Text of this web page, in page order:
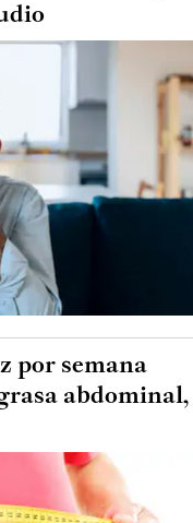
por semana
abdominal,